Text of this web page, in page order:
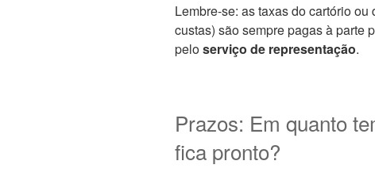
Lembre-se: as taxas do cartório
custas) são sempre pagas à parte
peloserviço de representação.
Prazos: Em quanto
fica pronto?